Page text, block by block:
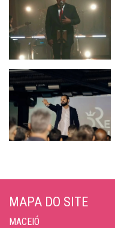
MAPA DO SITE
MACEIÓ